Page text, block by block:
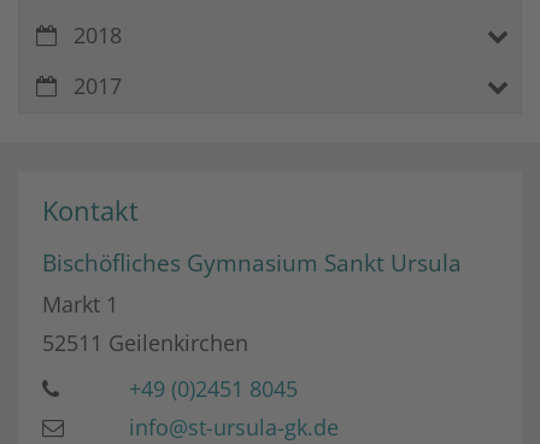
2018
2017
Kontakt
Bischöfliches Gymnasium Sankt Ursula
Markt 1
52511 Geilenkirchen
+49 (0)2451 8045
info@st-ursula-gk.de